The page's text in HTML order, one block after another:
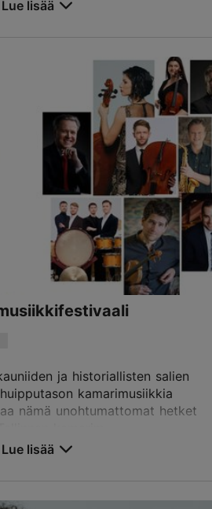
...
Tallinn
Lue lisää
ja historiallisten salien
kamarimusiikkia
nämä unohtumattomat hetket
Lue lisää